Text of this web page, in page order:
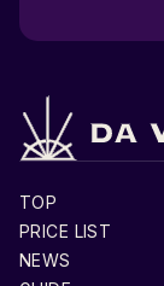
TOP
PRICE LIST
NEWS